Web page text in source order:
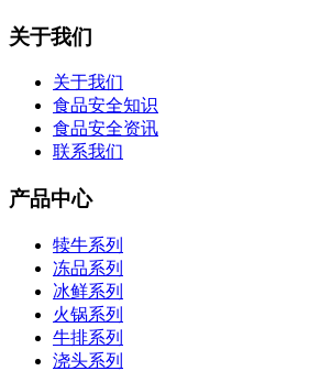
关于我们
关于我们
食品安全知识
食品安全资讯
联系我们
产品中心
犊牛系列
冻品系列
冰鲜系列
火锅系列
牛排系列
浇头系列